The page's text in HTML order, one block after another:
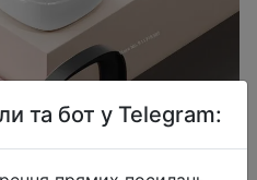
та бот у Telegram: